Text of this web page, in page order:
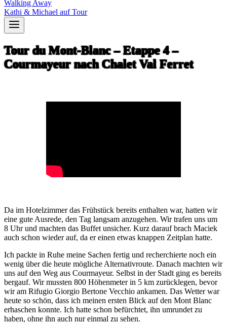
Walking Away
Kathi & Michael auf Tour
Tour du Mont-Blanc – Etappe 4 –
Courmayeur nach Chalet Val Ferret
Da im Hotelzimmer das Frühstück bereits enthalten war, hatten wir
eine gute Ausrede, den Tag langsam anzugehen. Wir trafen uns um
8 Uhr und machten das Buffet unsicher. Kurz darauf brach Maciek
auch schon wieder auf, da er einen etwas knappen Zeitplan hatte.
Ich packte in Ruhe meine Sachen fertig und recherchierte noch ein
wenig über die heute mögliche Alternativroute. Danach machten wir
uns auf den Weg aus Courmayeur. Selbst in der Stadt ging es bereits
bergauf. Wir mussten 800 Höhenmeter in 5 km zurücklegen, bevor
wir am Rifugio Giorgio Bertone Vecchio ankamen. Das Wetter war
heute so schön, dass ich meinen ersten Blick auf den Mont Blanc
erhaschen konnte. Ich hatte schon befürchtet, ihn umrundet zu
haben, ohne ihn auch nur einmal zu sehen.